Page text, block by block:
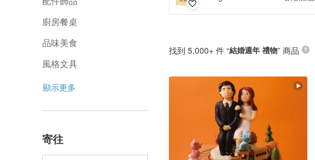
廚房餐桌
品味美食
風格文具
顯示更多
寄往
找到 5,000+ 件 “結婚週年 禮物” 商品